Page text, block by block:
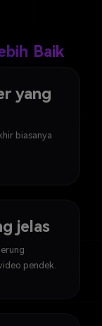
Baik
yang
biasanya
jelas
pendek.